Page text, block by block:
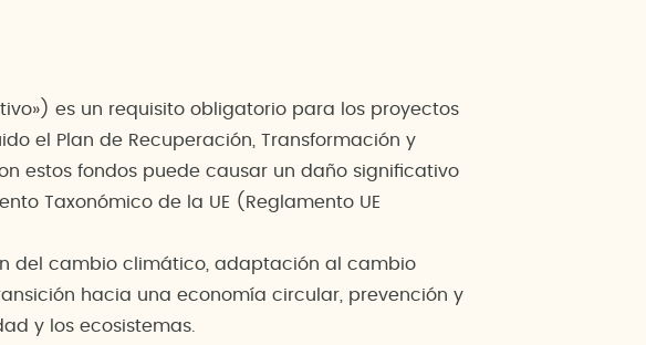
es un requisito obligatorio para los proyectos
el Plan de Recuperación, Transformación y
estos fondos puede causar un daño significativo
Taxonómico de la UE (Reglamento UE
del cambio climático, adaptación al cambio
hacia una economía circular, prevención y
y los ecosistemas.